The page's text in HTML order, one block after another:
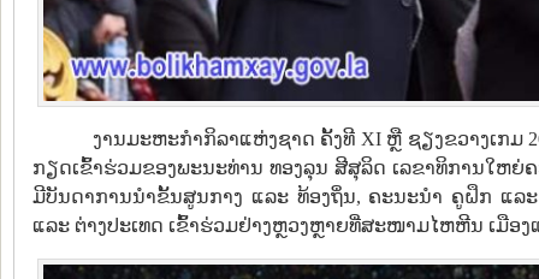
ງານມະຫະກຳກິລາແຫ່ງຊາດ ຄັ້ງທີ XI ຫຼື ຊຽງຂວາງເກມ
ກຽດເຂົ້າຮ່ວມຂອງພະນະທ່ານ ທອງລຸນ ສີສຸລິດ ເລຂາທິການໃຫ
ມີບັນດາການນໍາຂັ້ນສູນກາງ ແລະ ທ້ອງຖິ່ນ, ຄະນະນໍາ ຄູຝຶກ ແລ
ແລະ ຕ່າງປະເທດ ເຂົ້າຮ່ວມຢ່າງຫຼວງຫຼາຍທີ່ສະໜາມໄຫຫີນ ເມືອງ